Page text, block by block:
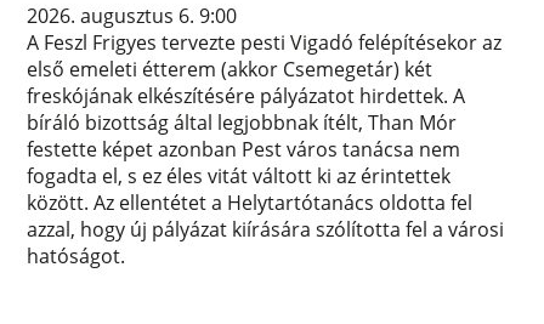
2026. augusztus 6. 9:00
A Feszl Frigyes tervezte pesti Vigadó felépítésekor az
első emeleti étterem (akkor Csemegetár) két
freskójának elkészítésére pályázatot hirdettek. A
bíráló bizottság által legjobbnak ítélt, Than Mór
festette képet azonban Pest város tanácsa nem
fogadta el, s ez éles vitát váltott ki az érintettek
között. Az ellentétet a Helytartótanács oldotta fel
azzal, hogy új pályázat kiírására szólította fel a városi
hatóságot.